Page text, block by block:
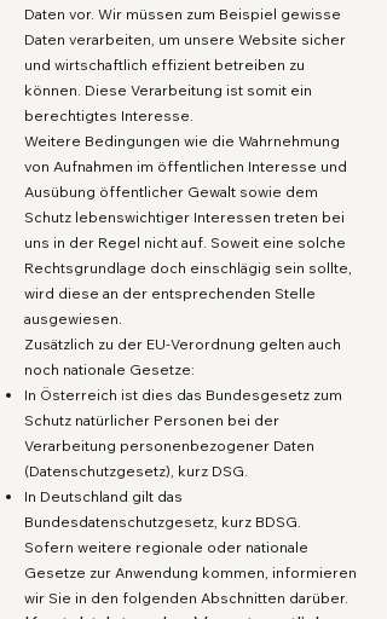
Daten vor. Wir müssen zum Beispiel gewisse
Daten verarbeiten, um unsere Website sicher
und wirtschaftlich effizient betreiben zu
können. Diese Verarbeitung ist somit ein
berechtigtes Interesse.
Weitere Bedingungen wie die Wahrnehmung
von Aufnahmen im öffentlichen Interesse und
Ausübung öffentlicher Gewalt sowie dem
Schutz lebenswichtiger Interessen treten bei
uns in der Regel nicht auf. Soweit eine solche
Rechtsgrundlage doch einschlägig sein sollte,
wird diese an der entsprechenden Stelle
ausgewiesen.
Zusätzlich zu der EU-Verordnung gelten auch
noch nationale Gesetze:
In Österreich ist dies das Bundesgesetz zum
Schutz natürlicher Personen bei der
Verarbeitung personenbezogener Daten
(Datenschutzgesetz), kurz DSG.
In Deutschland gilt das
Bundesdatenschutzgesetz, kurz BDSG.
Sofern weitere regionale oder nationale
Gesetze zur Anwendung kommen, informieren
wir Sie in den folgenden Abschnitten darüber.